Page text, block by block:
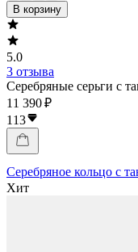
В корзину
5.0
3 отзыва
Серебряные серьги с
11 390 ₽
113
Серебряное кольцо с
Хит